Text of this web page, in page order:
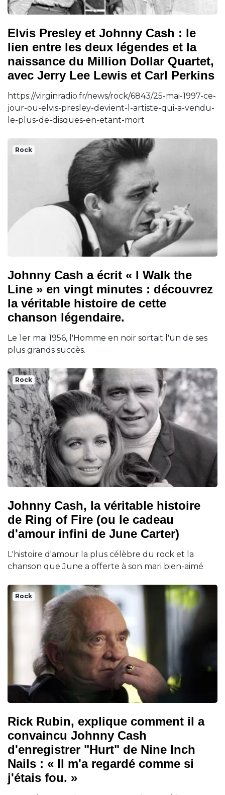
Elvis Presley et Johnny Cash : le
lien entre les deux légendes et la
naissance du Million Dollar Quartet,
avec Jerry Lee Lewis et Carl Perkins
https://virginradio.fr/news/rock/6843/25-mai-1997-ce-
jour-ou-elvis-presley-devient-l-artiste-qui-a-vendu-
le-plus-de-disques-en-etant-mort
Rock
Johnny Cash a écrit « I Walk the
Line » en vingt minutes : découvrez
la véritable histoire de cette
chanson légendaire.
Le 1er mai 1956, l'Homme en noir sortait l'un de ses
plus grands succès.
Rock
Johnny Cash, la véritable histoire
de Ring of Fire (ou le cadeau
d'amour infini de June Carter)
L'histoire d'amour la plus célèbre du rock et la
chanson que June a offerte à son mari bien-aimé
Rock
Rick Rubin, explique comment il a
convaincu Johnny Cash
d'enregistrer "Hurt" de Nine Inch
Nails : « Il m'a regardé comme si
j'étais fou. »